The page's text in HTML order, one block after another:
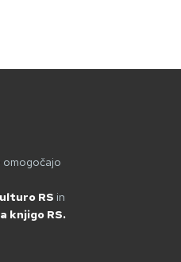
omogočajo
RS in
knjigo RS.